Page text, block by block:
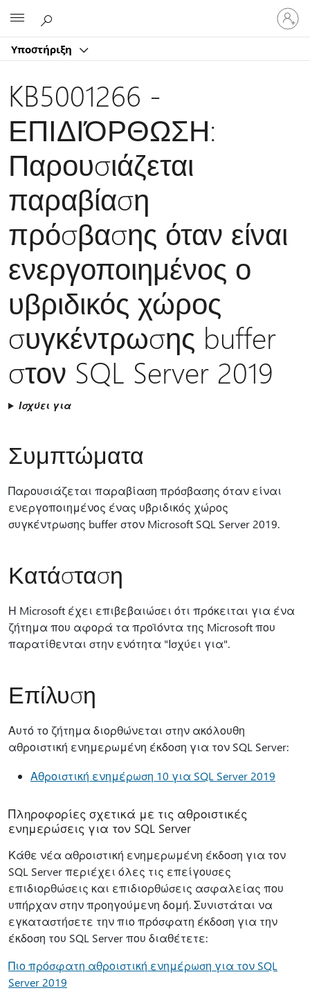
Υποστήριξη
Είσοδος
στον
KB5001266 -
ΕΠΙΔΙΌΡΘΩΣΗ:
Παρουσιάζεται
παραβίαση
πρόσβασης όταν είναι
ενεργοποιημένος ο
υβριδικός χώρος
συγκέντρωσης buffer
στον SQL Server 2019
Ισχύει για
Συμπτώματα
Παρουσιάζεται παραβίαση πρόσβασης όταν είναι
ενεργοποιημένος ένας υβριδικός χώρος
συγκέντρωσης buffer στον Microsoft SQL Server 2019.
Κατάσταση
Η Microsoft έχει επιβεβαιώσει ότι πρόκειται για ένα
ζήτημα που αφορά τα προϊόντα της Microsoft που
παρατίθενται στην ενότητα "Ισχύει για".
Επίλυση
Αυτό το ζήτημα διορθώνεται στην ακόλουθη
αθροιστική ενημερωμένη έκδοση για τον SQL Server:
Αθροιστική ενημέρωση 10 για SQL Server 2019
Πληροφορίες σχετικά με τις αθροιστικές
ενημερώσεις για τον SQL Server
Κάθε νέα αθροιστική ενημερωμένη έκδοση για τον
SQL Server περιέχει όλες τις επείγουσες
επιδιορθώσεις και επιδιορθώσεις ασφαλείας που
υπήρχαν στην προηγούμενη δομή. Συνιστάται να
εγκαταστήσετε την πιο πρόσφατη έκδοση για την
έκδοση του SQL Server που διαθέτετε:
Πιο πρόσφατη αθροιστική ενημέρωση για τον SQL
Server 2019